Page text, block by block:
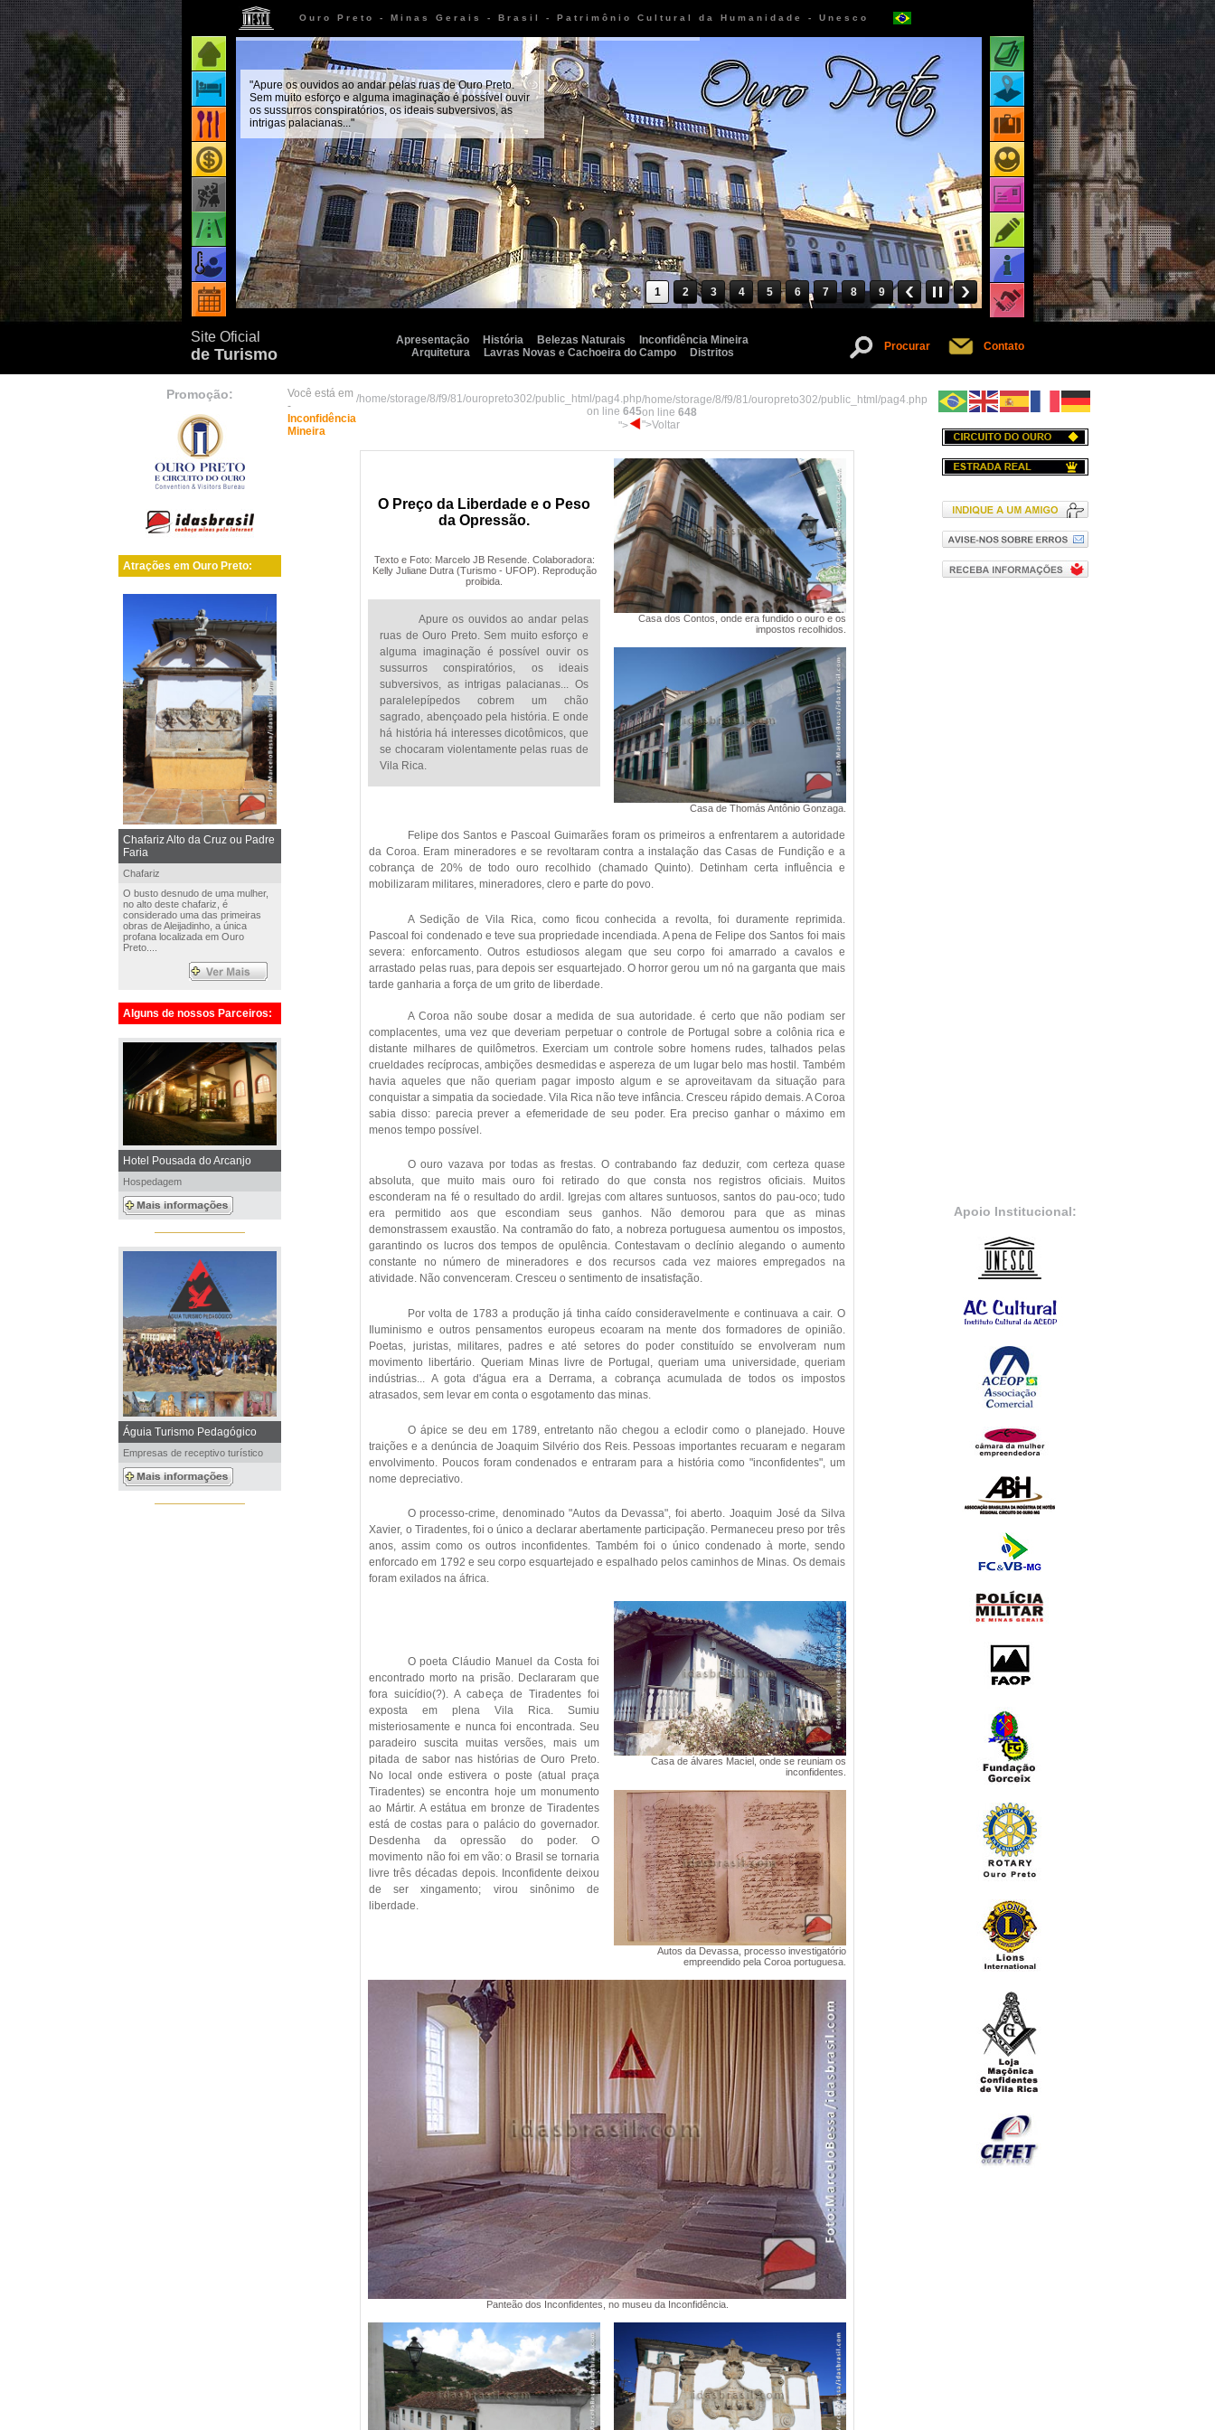
Ouro Preto - Minas Gerais - Brasil - Patrimônio Cultural da Humanidade - Unesco
Página inicial
Onde ficar
Onde comer
Onde comprar
Como chegar
Quando ir
Eventos
"Apure os ouvidos ao andar pelas ruas de Ouro Preto.
Sem muito esforço e alguma imaginação é possível ouvir
os sussurros conspiratórios, os ideais subversivos, as
intrigas palacianas..."
1 2 3 4 5 6 7 8 9
Atrações turísticas
Mapa de atrações
Pacotes turísticos
Receptivos turísticos
Cartões virtuais
Dicas
Informações
Serviços
Site Oficial
de Turismo
Apresentação História Belezas Naturais
Inconfidência Mineira
Arquitetura
Lavras Novas e Cachoeira do Campo Distritos Procurar Contato
Promoção:
Atrações em Ouro Preto:
Chafariz Alto da Cruz ou Padre
Faria
Chafariz
O busto desnudo de uma mulher,
no alto deste chafariz, é
considerado uma das primeiras
obras de Aleijadinho, a única
profana localizada em Ouro
Preto....
Alguns de nossos Parceiros:
Hotel Pousada do Arcanjo
Hospedagem
Águia Turismo Pedagógico
Empresas de receptivo turístico
Você está em
-
Inconfidência
Mineira
/home/storage/8/f9/81/ouropreto302/public_html/pag4.php
on line 645
">
/home/storage/8/f9/81/ouropreto302/public_html/pag4.php
on line 648
">Voltar
O Preço da Liberdade e o Peso
da Opressão.
Texto e Foto: Marcelo JB Resende. Colaboradora:
Kelly Juliane Dutra (Turismo - UFOP). Reprodução
proibida.
Apure os ouvidos ao andar pelas
ruas de Ouro Preto. Sem muito esforço e
alguma imaginação é possível ouvir os
sussurros conspiratórios, os ideais
subversivos, as intrigas palacianas... Os
paralelepípedos cobrem um chão
sagrado, abençoado pela história. E onde
há história há interesses dicotômicos, que
se chocaram violentamente pelas ruas de
Vila Rica.
Casa dos Contos, onde era fundido o ouro e os
impostos recolhidos.
Casa de Thomás Antônio Gonzaga.
Felipe dos Santos e Pascoal Guimarães foram os primeiros a enfrentarem a autoridade
da Coroa. Eram mineradores e se revoltaram contra a instalação das Casas de Fundição e a
cobrança de 20% de todo ouro recolhido (chamado Quinto). Detinham certa influência e
mobilizaram militares, mineradores, clero e parte do povo.
A Sedição de Vila Rica, como ficou conhecida a revolta, foi duramente reprimida.
Pascoal foi condenado e teve sua propriedade incendiada. A pena de Felipe dos Santos foi mais
severa: enforcamento. Outros estudiosos alegam que seu corpo foi amarrado a cavalos e
arrastado pelas ruas, para depois ser esquartejado. O horror gerou um nó na garganta que mais
tarde ganharia a força de um grito de liberdade.
A Coroa não soube dosar a medida de sua autoridade. é certo que não podiam ser
complacentes, uma vez que deveriam perpetuar o controle de Portugal sobre a colônia rica e
distante milhares de quilômetros. Exerciam um controle sobre homens rudes, talhados pelas
crueldades recíprocas, ambições desmedidas e aspereza de um lugar belo mas hostil. Também
havia aqueles que não queriam pagar imposto algum e se aproveitavam da situação para
conquistar a simpatia da sociedade. Vila Rica não teve infância. Cresceu rápido demais. A Coroa
sabia disso: parecia prever a efemeridade de seu poder. Era preciso ganhar o máximo em
menos tempo possível.
O ouro vazava por todas as frestas. O contrabando faz deduzir, com certeza quase
absoluta, que muito mais ouro foi retirado do que consta nos registros oficiais. Muitos
esconderam na fé o resultado do ardil. Igrejas com altares suntuosos, santos do pau-oco; tudo
era permitido aos que escondiam seus ganhos. Não demorou para que as minas
demonstrassem exaustão. Na contramão do fato, a nobreza portuguesa aumentou os impostos,
garantindo os lucros dos tempos de opulência. Contestavam o declínio alegando o aumento
constante no número de mineradores e dos recursos cada vez maiores empregados na
atividade. Não convenceram. Cresceu o sentimento de insatisfação.
Por volta de 1783 a produção já tinha caído consideravelmente e continuava a cair. O
Iluminismo e outros pensamentos europeus ecoaram na mente dos formadores de opinião.
Poetas, juristas, militares, padres e até setores do poder constituído se envolveram num
movimento libertário. Queriam Minas livre de Portugal, queriam uma universidade, queriam
indústrias... A gota d'água era a Derrama, a cobrança acumulada de todos os impostos
atrasados, sem levar em conta o esgotamento das minas.
O ápice se deu em 1789, entretanto não chegou a eclodir como o planejado. Houve
traições e a denúncia de Joaquim Silvério dos Reis. Pessoas importantes recuaram e negaram
envolvimento. Poucos foram condenados e entraram para a história como "inconfidentes", um
nome depreciativo.
O processo-crime, denominado "Autos da Devassa", foi aberto. Joaquim José da Silva
Xavier, o Tiradentes, foi o único a declarar abertamente participação. Permaneceu preso por três
anos, assim como os outros inconfidentes. Também foi o único condenado à morte, sendo
enforcado em 1792 e seu corpo esquartejado e espalhado pelos caminhos de Minas. Os demais
foram exilados na áfrica.
O poeta Cláudio Manuel da Costa foi
encontrado morto na prisão. Declararam que
fora suicídio(?). A cabeça de Tiradentes foi
exposta em plena Vila Rica. Sumiu
misteriosamente e nunca foi encontrada. Seu
paradeiro suscita muitas versões, mais um
pitada de sabor nas histórias de Ouro Preto.
No local onde estivera o poste (atual praça
Tiradentes) se encontra hoje um monumento
ao Mártir. A estátua em bronze de Tiradentes
está de costas para o palácio do governador.
Desdenha da opressão do poder. O
movimento não foi em vão: o Brasil se tornaria
livre três décadas depois. Inconfidente deixou
de ser xingamento; virou sinônimo de
liberdade.
Casa de álvares Maciel, onde se reuniam os
inconfidentes.
Autos da Devassa, processo investigatório
empreendido pela Coroa portuguesa.
Panteão dos Inconfidentes, no museu da Inconfidência.
Apoio Institucional: